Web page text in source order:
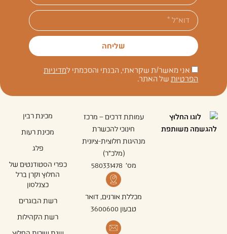
אני מאשר/ת שקראתי, הבנתי והסכמתי למדיניות
הפרטיותשל האתר.
שליחה
עמותת דרכים – מרכז
חינוכי להכשרת
מנהיגות חלוצית-ציונית
(מלכ"ר)
מס' 580331478
מכללת אורנים, דואר
טבעון 3600600
מכינת רבין
מכינת רעות
פלג
כפרי הסטודנטים של
החלוץ וקרן ברל
כצנלסון
רשת הבוגרים
רשת הקהילות